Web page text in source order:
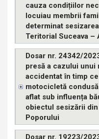
cauza condițiilor
locuiau membrii
determinat
Teritorial Suceava –
Dosar nr. 24342/
presă a cazului unui
accidentat în timp
motocicletă
aflat sub influența
obiectul sesizării
Poporului
Dosar nr. 19223/